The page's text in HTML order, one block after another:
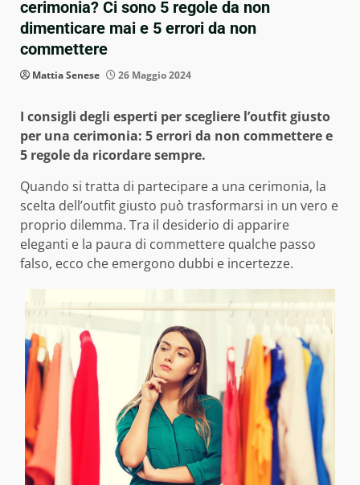
cerimonia? Ci sono 5 regole da non
dimenticare mai e 5 errori da non
commettere
Mattia Senese 26 Maggio 2024
I consigli degli esperti per scegliere l’outfit giusto
per una cerimonia: 5 errori da non commettere e
5 regole da ricordare sempre.
Quando si tratta di partecipare a una cerimonia, la
scelta dell’outfit giusto può trasformarsi in un vero e
proprio dilemma. Tra il desiderio di apparire
eleganti e la paura di commettere qualche passo
falso, ecco che emergono dubbi e incertezze.